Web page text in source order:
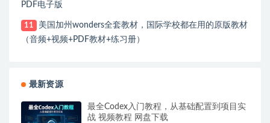
PDF电子版
11
美国加州wonders全套教材，国际学校都在用的原版教材
（音频+视频+PDF教材+练习册）
最新资源
最全Codex入门教程，从基础配置到项目实
战 视频教程 网盘下载